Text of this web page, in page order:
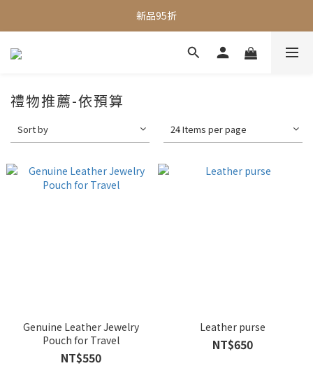
全館滿$1000即享免運
新品95折
全館滿$1000即享免運
禮物推薦-依預算
Sort by 24 Items per page
Genuine Leather Jewelry
Pouch for Travel
NT$550
Leather purse
NT$650